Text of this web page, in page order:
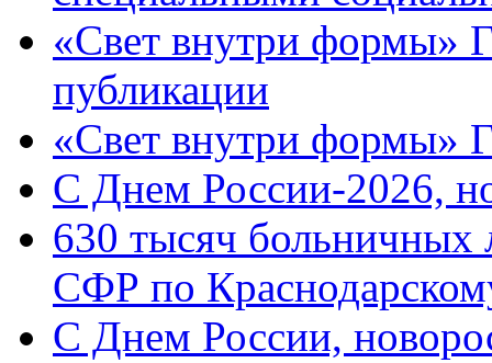
«Свет внутри формы»
публикации
«Свет внутри формы»
C Днем России-2026,
630 тысяч больничных
СФР по
C Днем России,